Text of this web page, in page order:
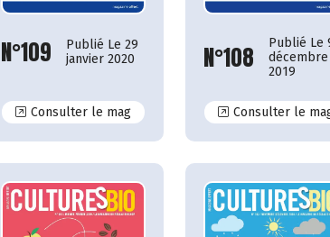
N°109
Publié Le 29
janvier 2020
Consulter le magN°109
N°108
Publié Le
décembre
2019
Consulter le